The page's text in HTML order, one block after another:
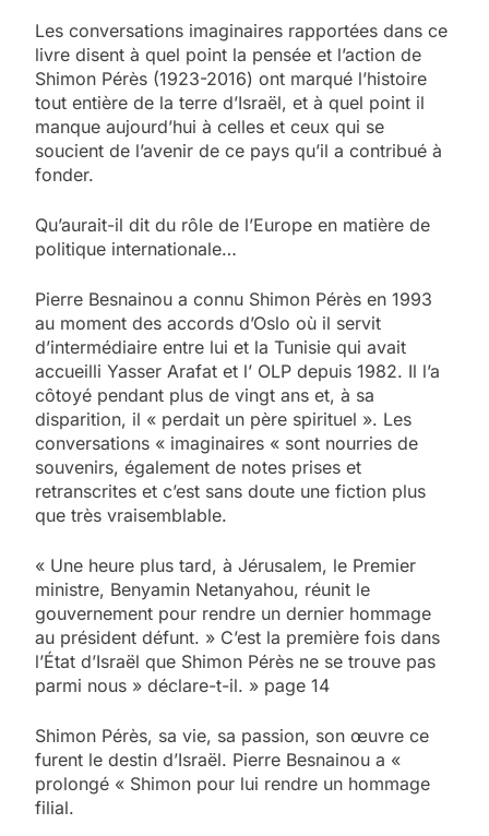
Les conversations imaginaires rapportées dans ce
livre disent à quel point la pensée et l’action de
Shimon Pérès (1923-2016) ont marqué l’histoire
tout entière de la terre d’Israël, et à quel point il
manque aujourd’hui à celles et ceux qui se
soucient de l’avenir de ce pays qu’il a contribué à
fonder.
Qu’aurait-il dit du rôle de l’Europe en matière de
politique internationale…
Pierre Besnainou a connu Shimon Pérès en 1993
au moment des accords d’Oslo où il servit
d’intermédiaire entre lui et la Tunisie qui avait
accueilli Yasser Arafat et l’ OLP depuis 1982. Il l’a
côtoyé pendant plus de vingt ans et, à sa
disparition, il « perdait un père spirituel ». Les
conversations « imaginaires « sont nourries de
souvenirs, également de notes prises et
retranscrites et c’est sans doute une fiction plus
que très vraisemblable.
« Une heure plus tard, à Jérusalem, le Premier
ministre, Benyamin Netanyahou, réunit le
gouvernement pour rendre un dernier hommage
au président défunt. » C’est la première fois dans
l’État d’Israël que Shimon Pérès ne se trouve pas
parmi nous » déclare-t-il. » page 14
Shimon Pérès, sa vie, sa passion, son œuvre ce
furent le destin d’Israël. Pierre Besnainou a «
prolongé « Shimon pour lui rendre un hommage
filial.
2025, l’année la plus